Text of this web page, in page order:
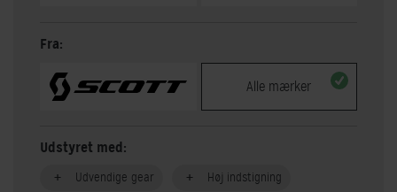
Fra:
Alle mærker
Udstyret med:
Udvendige gear Høj indstigning